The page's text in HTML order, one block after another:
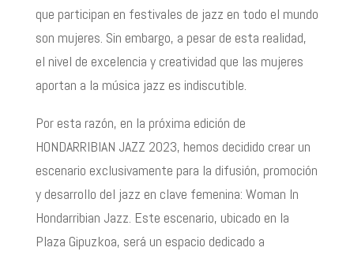
que participan en festivales de jazz en todo el mundo
son mujeres. Sin embargo, a pesar de esta realidad,
el nivel de excelencia y creatividad que las mujeres
aportan a la música jazz es indiscutible.
Por esta razón, en la próxima edición de
HONDARRIBIAN JAZZ 2023, hemos decidido crear un
escenario exclusivamente para la difusión, promoción
y desarrollo del jazz en clave femenina: Woman In
Hondarribian Jazz. Este escenario, ubicado en la
Plaza Gipuzkoa, será un espacio dedicado a